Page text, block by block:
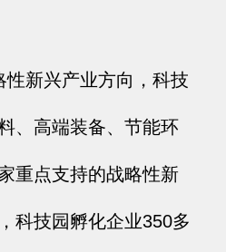
新兴产业方向，科技
、高端装备、节能环
重点支持的战略性新
科技园孵化企业350多